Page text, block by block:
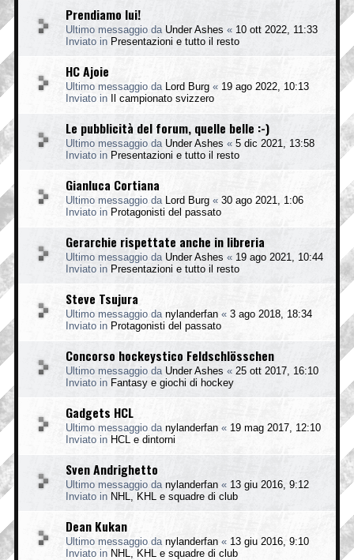
Prendiamo lui!
Ultimo messaggio da Under Ashes « 10 ott 2022, 11:33
Inviato in Presentazioni e tutto il resto
HC Ajoie
Ultimo messaggio da Lord Burg « 19 ago 2022, 10:13
Inviato in
Il campionato svizzero
Le pubblicità del forum, quelle belle :-)
Ultimo messaggio da Under Ashes « 5 dic 2021, 13:58
Inviato in Presentazioni e tutto il resto
Gianluca Cortiana
Ultimo messaggio da Lord Burg « 30 ago 2021, 1:06
Inviato in Protagonisti del passato
Gerarchie rispettate anche in libreria
Ultimo messaggio da Under Ashes « 19 ago 2021, 10:44
Inviato in Presentazioni e tutto il resto
Steve Tsujura
Ultimo messaggio da nylanderfan « 3 ago 2018, 18:34
Inviato in Protagonisti del passato
Concorso hockeystico Feldschlösschen
Ultimo messaggio da Under Ashes « 25 ott 2017, 16:10
Inviato in Fantasy e giochi di hockey
Gadgets HCL
Ultimo messaggio da nylanderfan « 19 mag 2017, 12:10
Inviato in HCL e dintorni
Sven Andrighetto
Ultimo messaggio da nylanderfan « 13 giu 2016, 9:12
Inviato in NHL, KHL e squadre di club
Dean Kukan
Ultimo messaggio da nylanderfan « 13 giu 2016, 9:10
Inviato in NHL, KHL e squadre di club